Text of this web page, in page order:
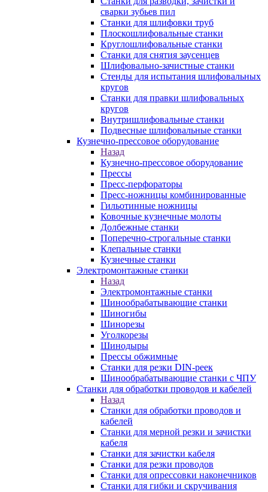
сварки зубьев пил
Станки для шлифовки труб
Плоскошлифовальные станки
Круглошлифовальные станки
Станки для снятия заусенцев
Шлифовально-зачистные станки
Стенды для испытания шлифовальных
кругов
Станки для правки шлифовальных
кругов
Внутришлифовальные станки
Подвесные шлифовальные станки
Кузнечно-прессовое оборудование
Назад
Кузнечно-прессовое оборудование
Прессы
Пресс-перфораторы
Пресс-ножницы комбинированные
Гильотинные ножницы
Ковочные кузнечные молоты
Долбежные станки
Поперечно-строгальные станки
Клепальные станки
Кузнечные станки
Электромонтажные станки
Назад
Электромонтажные станки
Шинообрабатывающие станки
Шиногибы
Шинорезы
Уголкорезы
Шинодыры
Прессы обжимные
Станки для резки DIN-реек
Шинообрабатывающие станки с ЧПУ
Станки для обработки проводов и кабелей
Назад
Станки для обработки проводов и
кабелей
Станки для мерной резки и зачистки
кабеля
Станки для зачистки кабеля
Станки для резки проводов
Станки для опрессовки наконечников
Станки для гибки и скручивания